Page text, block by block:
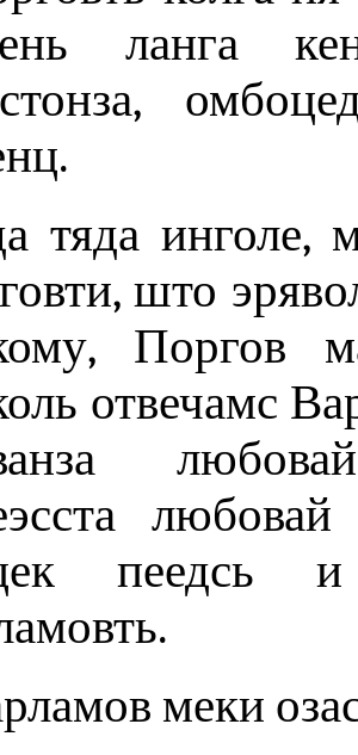
ланга
тяда инголе,
што
Поргов
отвечамс
пеедсь
меки